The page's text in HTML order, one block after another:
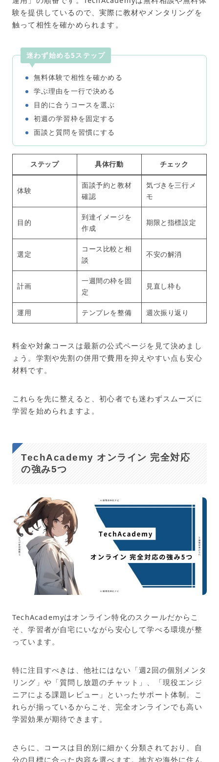
験を提供しているので、実際に教材やメンタリングを
触って相性を確かめられます。
迷わず始める5ステップ
無料体験で相性を確かめる
学ぶ理由を一行で決める
目的に合うコースを選ぶ
初週の学習枠を固定する
面談と質問を習慣にする
ステップ 具体行動 チェック
体験
面談予約と教材
確認
気づきを三行メ
モ
目的
到達イメージを
作成
期限と指標設定
選定
コース比較と相
談
不安の解消
計画
一週間の枠を固
定
見直し枠も
運用 テンプレを整備 週次振り返り
料金や対象コースは最新の公式ページを見て決めまし
ょう。学割や先割の併用で費用を抑えやすい点も安心
材料です。
これらを先に整えると、初心者でも迷わずスムーズに
学習を始められますよ。
TechAcademy オンライン 完全対応
の強み5つ
TechAcademyはオンライン特化のスクールだからこ
そ、学習者が自宅にいながら安心して学べる環境が整
っています。
特に注目すべきは、他社にはない「週2回の個別メンタ
リング」や「質問し放題のチャット」、「現役エンジ
ニアによる課題レビュー」といったサポート体制。こ
れらが揃っているからこそ、完全オンラインでも高い
学習効果が期待できます。
さらに、コースは目的別に細かく分類されており、自
分の目標に合った内容を選べます。地方や海外に住ん